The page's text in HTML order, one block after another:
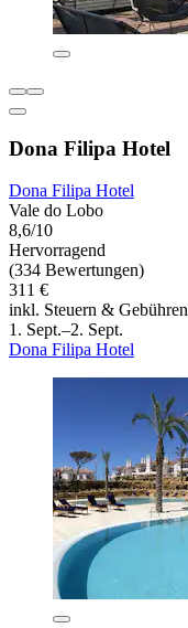
Dona Filipa Hotel
Dona Filipa Hotel
Vale do Lobo
8,6/10
Hervorragend
(334 Bewertungen)
311 €
inkl. Steuern & Gebühren
1. Sept.–2. Sept.
Dona Filipa Hotel